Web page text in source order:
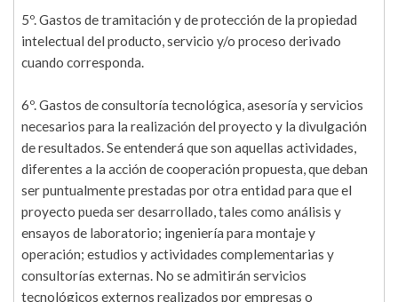
5º. Gastos de tramitación y de protección de la propiedad
intelectual del producto, servicio y/o proceso derivado
cuando corresponda.
6º. Gastos de consultoría tecnológica, asesoría y servicios
necesarios para la realización del proyecto y la divulgación
de resultados. Se entenderá que son aquellas actividades,
diferentes a la acción de cooperación propuesta, que deban
ser puntualmente prestadas por otra entidad para que el
proyecto pueda ser desarrollado, tales como análisis y
ensayos de laboratorio; ingeniería para montaje y
operación; estudios y actividades complementarias y
consultorías externas. No se admitirán servicios
tecnológicos externos realizados por empresas o